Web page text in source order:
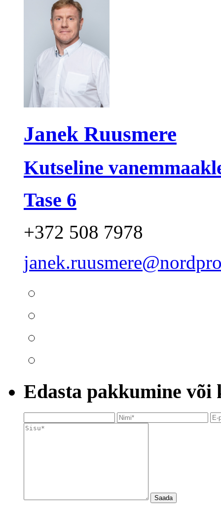
Janek Ruusmere
Kutseline
Tase 6
+372 508 7978
Edasta pakkumine või
Saada